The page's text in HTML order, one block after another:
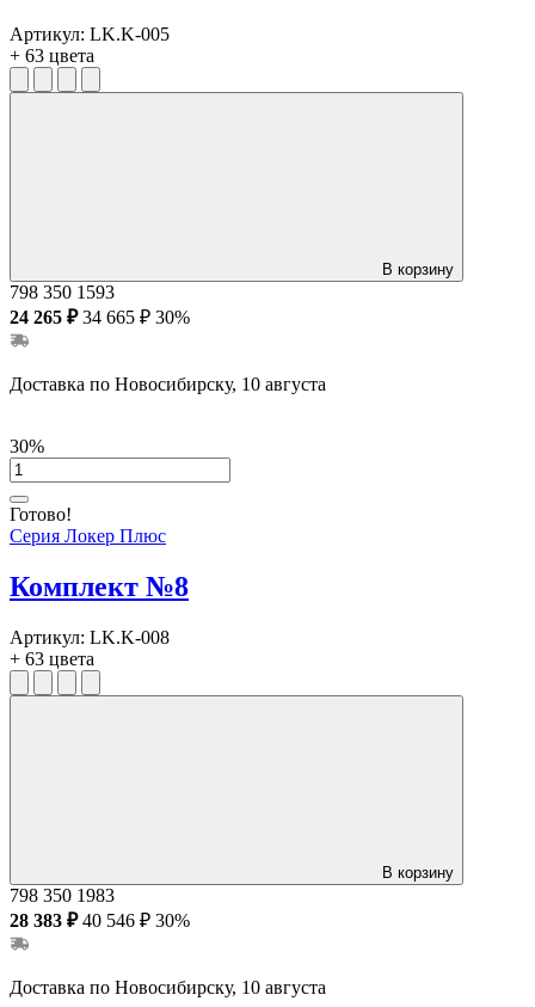
Артикул: LK.K-005
+ 63 цвета
В корзину
798 350 1593
24 265 ₽ 34 665 ₽ 30%
Доставка по Новосибирску, 10 августа
30%
Готово!
Серия Локер Плюс
Комплект №8
Артикул: LK.K-008
+ 63 цвета
В корзину
798 350 1983
28 383 ₽ 40 546 ₽ 30%
Доставка по Новосибирску, 10 августа